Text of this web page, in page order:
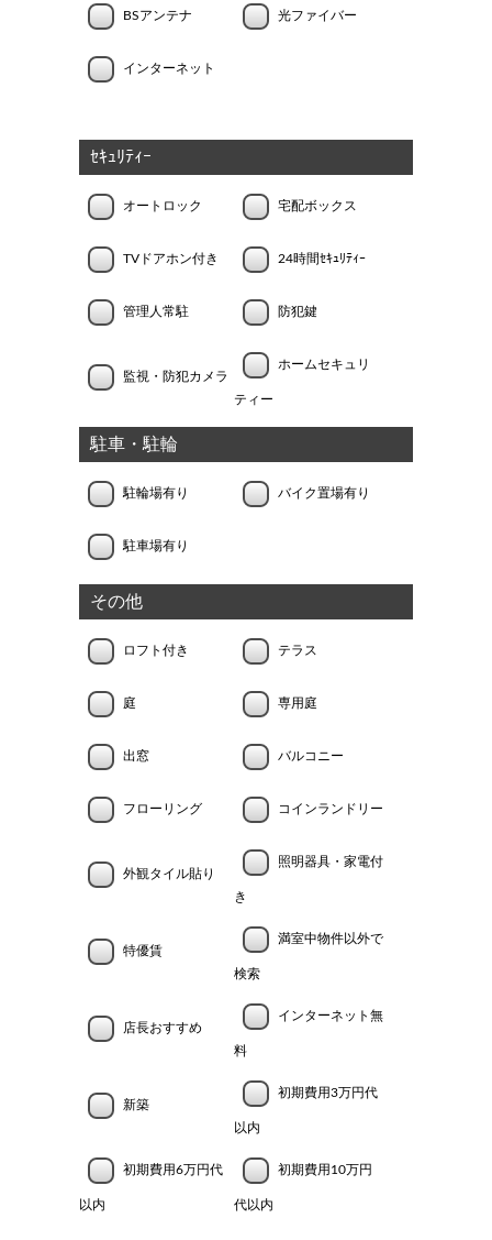
BSアンテナ 光ファイバー
インターネット
ｾｷｭﾘﾃｨｰ
オートロック 宅配ボックス
TVドアホン付き 24時間ｾｷｭﾘﾃｨｰ
管理人常駐 防犯鍵
監視・防犯カメラ
ホームセキュリ
ティー
駐車・駐輪
駐輪場有り バイク置場有り
駐車場有り
その他
ロフト付き テラス
庭 専用庭
出窓 バルコニー
フローリング コインランドリー
外観タイル貼り
照明器具・家電付
き
特優賃
満室中物件以外で
検索
店長おすすめ
インターネット無
料
新築
初期費用3万円代
以内
初期費用6万円代
以内
初期費用10万円
代以内